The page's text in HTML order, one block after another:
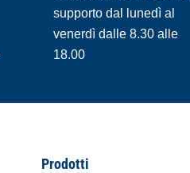
supporto dal lunedì al
venerdì dalle 8.30 alle
18.00
Prodotti